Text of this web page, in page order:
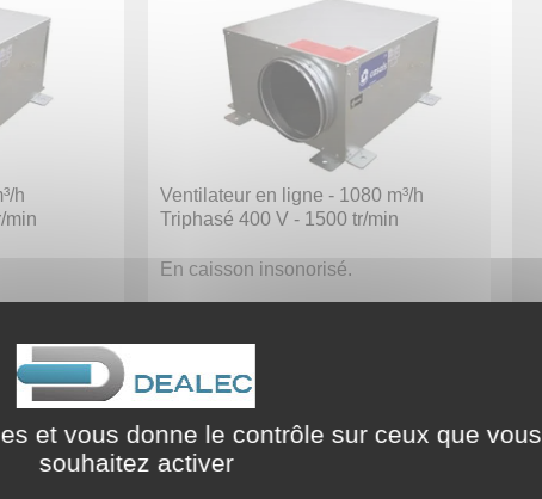
h
min
€TTC
Ventilateur en ligne - 1080 m³/h
Triphasé 400 V - 1500 tr/min
En caisson insonorisé.
677,60 €
et vous donne le contrôle sur ceux que vous
souhaitez activer